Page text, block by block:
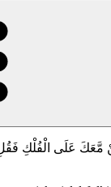
مَّعَكَ عَلَى الْفُلْكِ فَقُلِ